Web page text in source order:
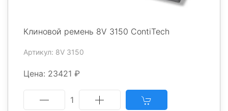
Клиновой ремень 8V 3150 ContiTech
Артикул: 8V 3150
Цена: 23421 ₽
1